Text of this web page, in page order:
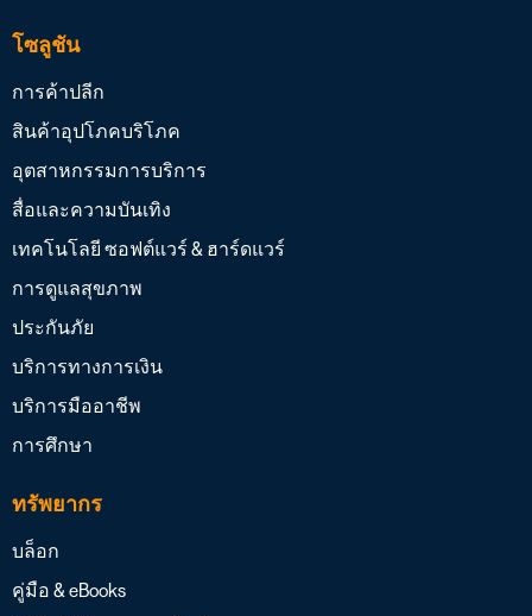
โซลูชัน
การค้าปลีก
สินค้าอุปโภคบริโภค
อุตสาหกรรมการบริการ
สื่อและความบันเทิง
เทคโนโลยี ซอฟต์แวร์ & ฮาร์ดแวร์
การดูแลสุขภาพ
ประกันภัย
บริการทางการเงิน
บริการมืออาชีพ
การศึกษา
ทรัพยากร
บล็อก
คู่มือ & eBooks